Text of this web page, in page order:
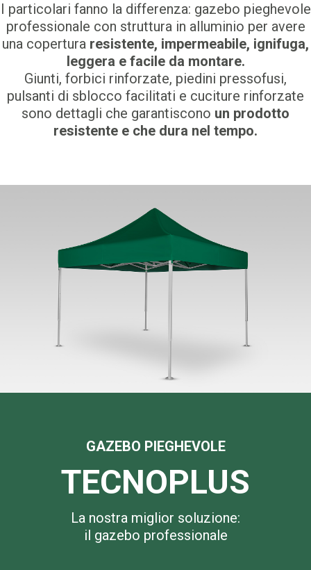
I particolari fanno la differenza: gazebo pieghevole
professionale con struttura in alluminio per avere
una copertura resistente, impermeabile, ignifuga,
leggera e facile da montare.
Giunti, forbici rinforzate, piedini pressofusi,
pulsanti di sblocco facilitati e cuciture rinforzate
sono dettagli che garantiscono un prodotto
resistente e che dura nel tempo.
GAZEBO PIEGHEVOLE
TECNOPLUS
La nostra miglior soluzione:
il gazebo professionale